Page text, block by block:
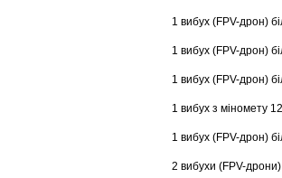
1 вибух (FPV-дрон)
1 вибух (FPV-дрон)
1 вибух (FPV-дрон)
1 вибух з міномету
1 вибух (FPV-дрон)
2 вибухи (FPV-